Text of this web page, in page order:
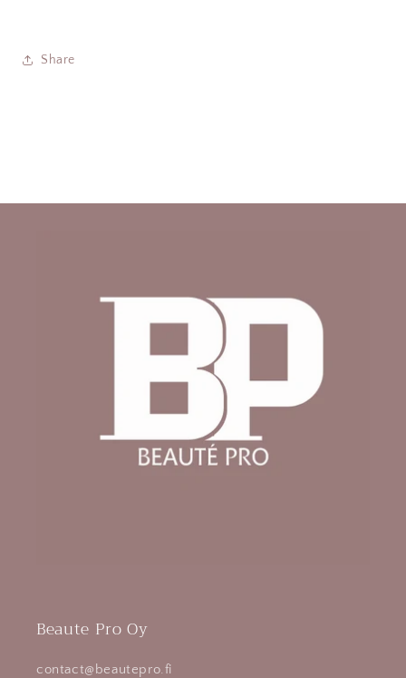
Share
Beaute Pro Oy
contact@beautepro.fi